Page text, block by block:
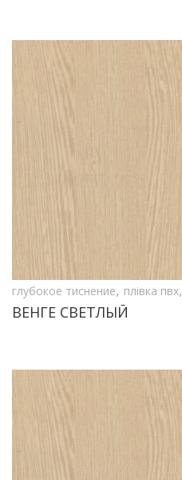
глубокое тиснение, плівка пвх,
ВЕНГЕ СВЕТЛЫЙ